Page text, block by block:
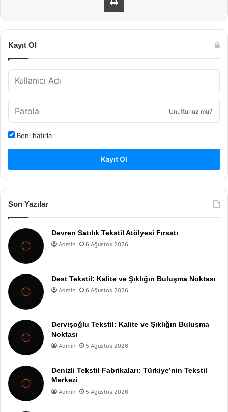
Kayıt Ol
Unuttunuz mu?
Beni hatırla
Kayıt Ol
Son Yazılar
Devren Satılık Tekstil Atölyesi Fırsatı
Admin 6 Ağustos 2026
Dest Tekstil: Kalite ve Şıklığın Buluşma Noktası
Admin 6 Ağustos 2026
Dervişoğlu Tekstil: Kalite ve Şıklığın Buluşma
Noktası
Admin 5 Ağustos 2026
Denizli Tekstil Fabrikaları: Türkiye’nin Tekstil
Merkezi
Admin 5 Ağustos 2026